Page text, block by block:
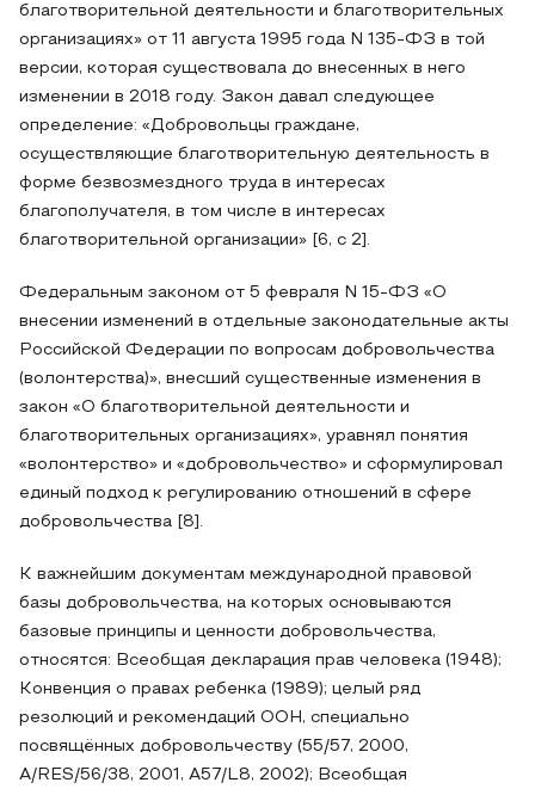
благотворительной деятельности и благотворительных
организациях» от 11 августа 1995 года N 135-ФЗ в той
версии, которая существовала до внесенных в него
изменении в 2018 году. Закон давал следующее
определение: «Добровольцы граждане,
осуществляющие благотворительную деятельность в
форме безвозмездного труда в интересах
благополучателя, в том числе в интересах
благотворительной организации» [6, с 2].
Федеральным законом от 5 февраля N 15-ФЗ «О
внесении изменений в отдельные законодательные акты
Российской Федерации по вопросам добровольчества
(волонтерства)», внесший существенные изменения в
закон «О благотворительной деятельности и
благотворительных организациях», уравнял понятия
«волонтерство» и «добровольчество» и сформулировал
единый подход к регулированию отношений в сфере
добровольчества [8].
К важнейшим документам международной правовой
базы добровольчества, на которых основываются
базовые принципы и ценности добровольчества,
относятся: Всеобщая декларация прав человека (1948);
Конвенция о правах ребенка (1989); целый ряд
резолюций и рекомендаций ООН, специально
посвящённых добровольчеству (55/57, 2000,
А/RЕS/56/38, 2001, А57/L8, 2002); Всеобщая